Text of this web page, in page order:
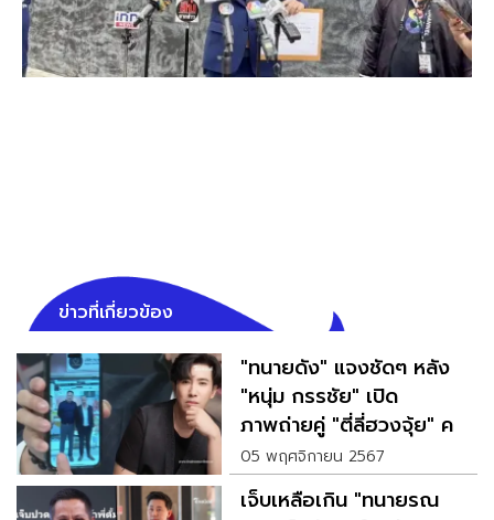
ข่าวที่เกี่ยวข้อง
"ทนายดัง" แจงชัดๆ หลัง
"หนุ่ม กรรชัย" เปิด
ภาพถ่ายคู่ "ตี่ลี่ฮวงจุ้ย" คน
ดัง
05 พฤศจิกายน 2567
เจ็บเหลือเกิน "ทนายรณ